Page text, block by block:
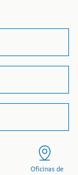
Oficinas de